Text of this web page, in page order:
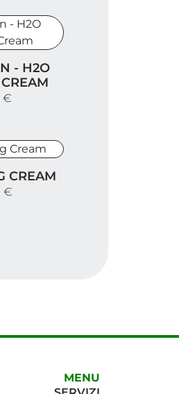
- H2O
€
CREAM
€
MENU